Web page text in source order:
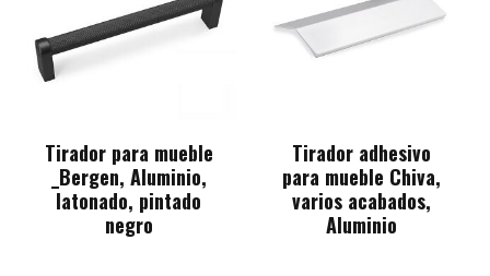
Tirador para mueble
_Bergen, Aluminio,
latonado, pintado
negro
Tirador adhesivo
para mueble Chiva,
varios acabados,
Aluminio